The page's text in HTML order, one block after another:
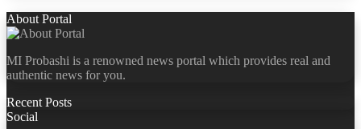
About Portal
MI Probashi is a renowned news portal which provides real and
authentic news for you.
Recent Posts
Social